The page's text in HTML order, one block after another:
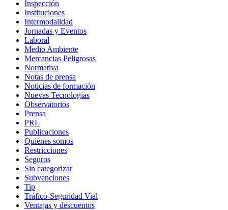
Inspección
Instituciones
Intermodalidad
Jornadas y Eventos
Laboral
Medio Ambiente
Mercancias Peligrosas
Normativa
Notas de prensa
Noticias de formación
Nuevas Tecnologías
Observatorios
Prensa
PRL
Publicaciones
Quiénes somos
Restricciones
Seguros
Sin categorizar
Subvenciones
Tip
Tráfico-Seguridad Vial
Ventajas y descuentos